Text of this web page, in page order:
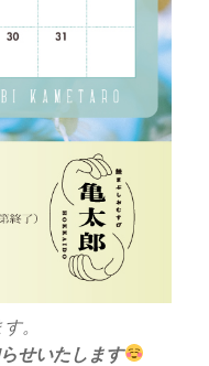
。
せいたします